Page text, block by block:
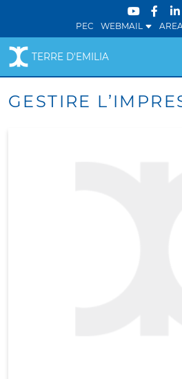
PEC WEBMAIL
TERRE D'EMILIA
GESTIRE